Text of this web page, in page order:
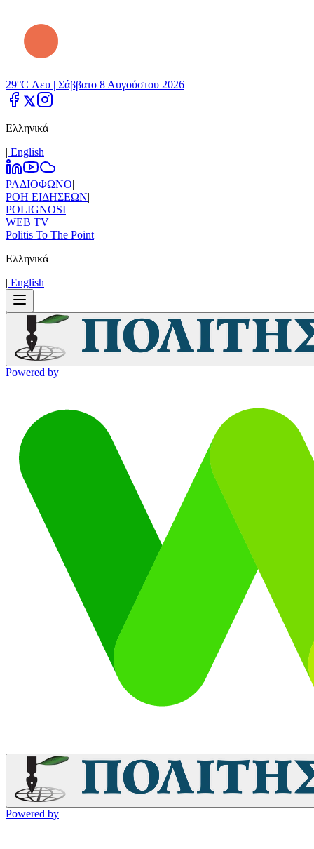
29°C Λευ | Σάββατο 8 Αυγούστου 2026
Ελληνικά
| Εnglish
ΡΑΔΙΟΦΩΝΟ|
ΡΟΗ ΕΙΔΗΣΕΩΝ|
POLIGNOSI|
WEB TV|
Politis To The Point
Ελληνικά
| Εnglish
Powered by
Powered by